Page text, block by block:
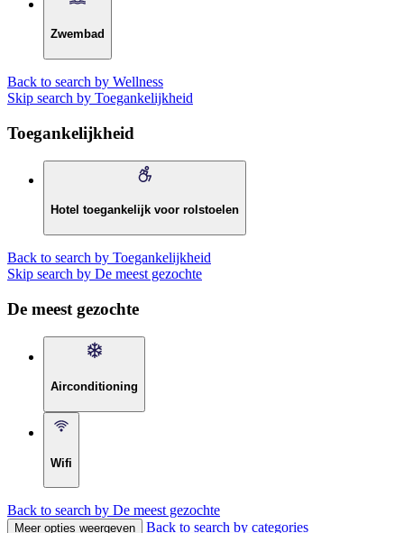
Zwembad
Back to search by Wellness
Skip search by Toegankelijkheid
Toegankelijkheid
Hotel toegankelijk voor rolstoelen
Back to search by Toegankelijkheid
Skip search by De meest gezochte
De meest gezochte
Airconditioning
Wifi
Back to search by De meest gezochte
Meer opties weergeven Back to search by categories